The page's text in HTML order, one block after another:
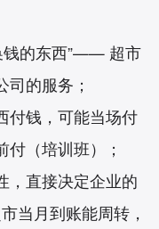
钱的东西”—— 超市
的服务；
付钱，可能当场付
付（培训班）；
，直接决定企业的
当月到账能周转，